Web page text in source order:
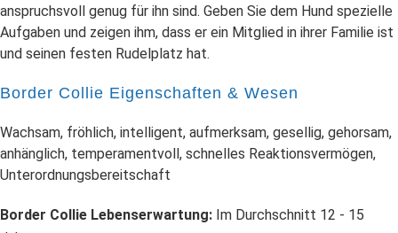
anspruchsvoll genug für ihn sind. Geben Sie dem Hund spezielle
Aufgaben und zeigen ihm, dass er ein Mitglied in ihrer Familie ist
und seinen festen Rudelplatz hat.
Border Collie Eigenschaften & Wesen
Wachsam, fröhlich, intelligent, aufmerksam, gesellig, gehorsam,
anhänglich, temperamentvoll, schnelles Reaktionsvermögen,
Unterordnungsbereitschaft
Border Collie Lebenserwartung: Im Durchschnitt 12 - 15